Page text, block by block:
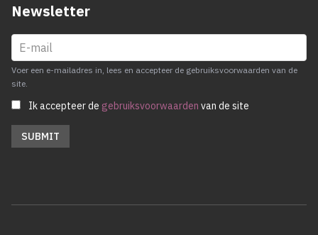
Newsletter
Voer een e-mailadres in, lees en accepteer de gebruiksvoorwaarden van de
site.
Ik accepteer de gebruiksvoorwaarden van de site